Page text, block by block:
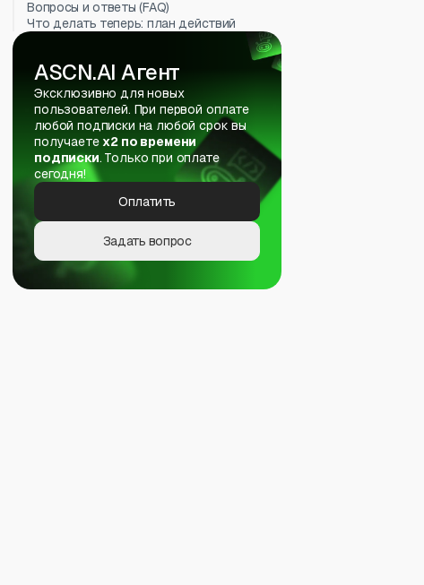
Вопросы и ответы (FAQ)
Что делать теперь: план действий
ASCN.AI Агент
Эксклюзивно для новых
пользователей. При первой оплате
любой подписки на любой срок вы
получаетех2 по времени
подписки. Только при оплате
сегодня!
Оплатить
Задать вопрос